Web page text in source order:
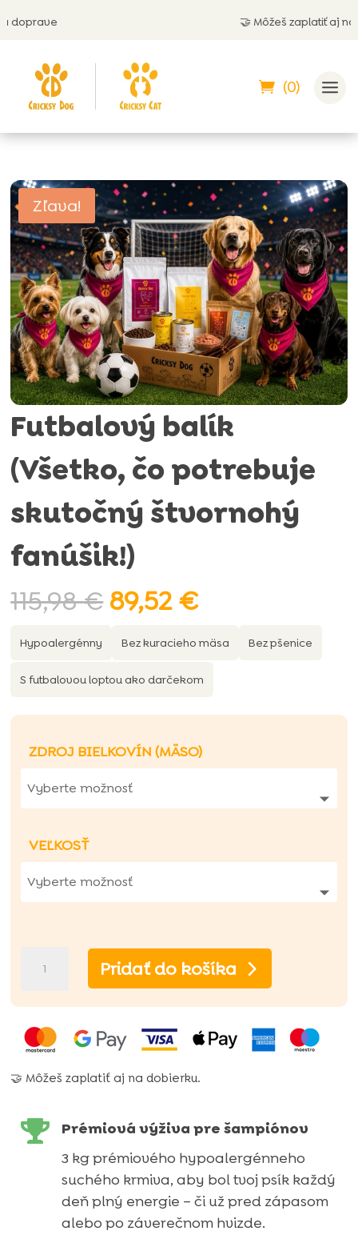
🤝 Môžeš zaplatiť aj na dobierku
(0)
Zľava!
Futbalový balík
(Všetko, čo potrebuje
skutočný štvornohý
fanúšik!)
115,98€ Pôvodná
cena
bola:
115,98 €.
89,52€Aktuálna
je:
89,52 €.
Hypoalergénny Bez kuracieho mäsa Bez pšenice
S futbalovou loptou ako darčekom
ZDROJ BIELKOVÍN (MÄSO)
VEĽKOSŤ
Futbalový
balík
(Všetko,
potrebuje
štvornohý
fanúšik!)
Pridať do košíka
🤝 Môžeš zaplatiť aj na dobierku.

Prémiová výživa pre šampiónov
3 kg prémiového hypoalergénneho
suchého krmiva, aby bol tvoj psík každý
deň plný energie – či už pred zápasom
alebo po záverečnom hvizde.